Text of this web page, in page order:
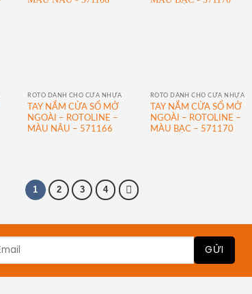
ROTO DÀNH CHO CỬA NHỰA
TAY NẮM CỬA SỔ MỞ
NGOÀI – ROTOLINE –
MÀU NÂU – 571166
ROTO DÀNH CHO CỬA NHỰA
TAY NẮM CỬA SỔ MỞ
NGOÀI – ROTOLINE –
MÀU BẠC – 571170
1 2 3 4